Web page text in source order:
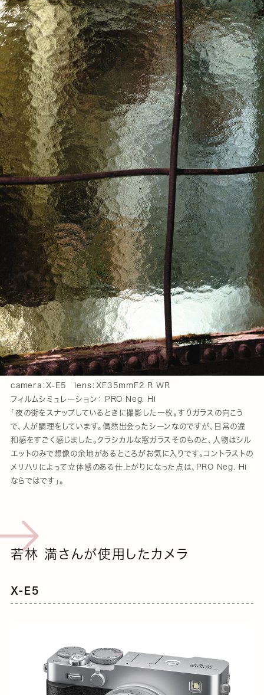
camera：X-E5 lens：XF35mmF2 R WR
フィルムシミュレーション： PRO Neg. Hi
「夜の街をスナップしているときに撮影した一枚。すりガラスの向こう
で、人が調理をしています。偶然出会ったシーンなのですが、日常の違
和感をすごく感じました。クラシカルな窓ガラスそのものと、人物はシル
エットのみで想像の余地があるところがお気に入りです。コントラストの
メリハリによって立体感のある仕上がりになった点は、PRO Neg. Hi
ならではです」。
若林 満さんが使用したカメラ
X-E5